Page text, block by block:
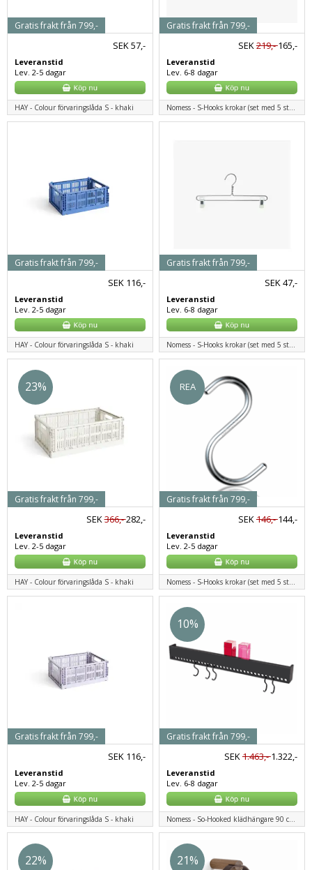
SEK57,-
Leveranstid
Lev. 2-5 dagar
Gratis frakt från 799,-
HAY - Colour förvaringslåda S - khaki
SEK219,-165,-
Leveranstid
Lev. 6-8 dagar
Gratis frakt från 799,-
Nomess - S-Hooks krokar (set med 5 st.) - svart
SEK 116,-
Leveranstid
Lev. 2-5 dagar
Gratis frakt från 799,-
HAY - Colour förvaringslåda S - khaki
SEK47,-
Leveranstid
Lev. 6-8 dagar
Gratis frakt från 799,-
Nomess - S-Hooks krokar (set med 5 st.) - svart
23%
SEK366,-282,-
Leveranstid
Lev. 2-5 dagar
Gratis frakt från 799,-
HAY - Colour förvaringslåda S - khaki
REA
SEK146,-144,-
Leveranstid
Lev. 2-5 dagar
Gratis frakt från 799,-
SEK 116,-
Leveranstid
Lev. 2-5 dagar
Gratis frakt från 799,-
HAY - Colour förvaringslåda S - khaki
10%
SEK1.463,-1.322,-
Leveranstid
Lev. 6-8 dagar
Gratis frakt från 799,-
22% 21%